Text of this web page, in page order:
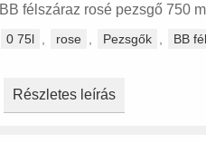
BB félszáraz rosé pezsgő 750 ml
0 75l rose Pezsgők BB
Részletes leírás